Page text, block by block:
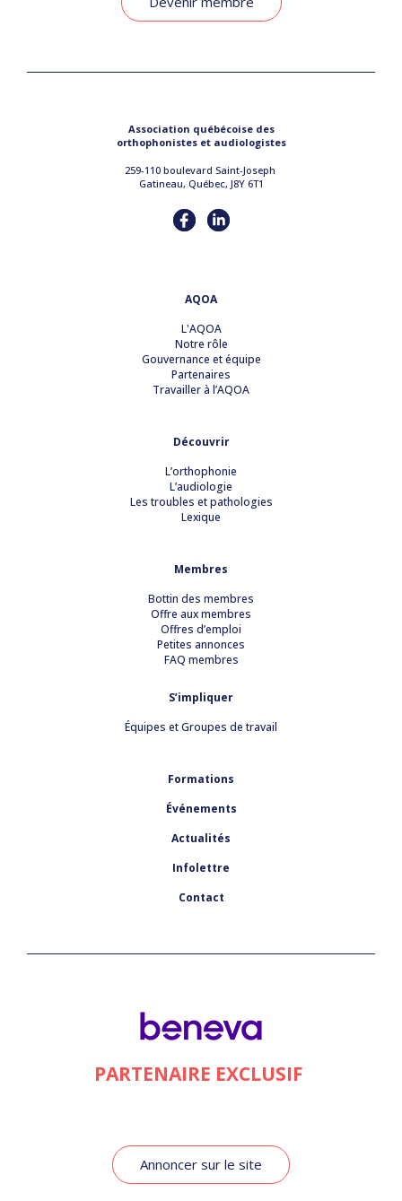
Association québécoise des
orthophonistes et audiologistes
259-110 boulevard Saint-Joseph
Gatineau, Québec, J8Y 6T1
AQOA
L'AQOA
Notre rôle
Gouvernance et équipe
Partenaires
Travailler à l’AQOA
Découvrir
L’orthophonie
L’audiologie
Les troubles et pathologies
Lexique
Membres
Bottin des membres
Offre aux membres
Offres d’emploi
Petites annonces
FAQ membres
S’impliquer
Équipes et Groupes de travail
Formations
Événements
Actualités
Infolettre
Contact
PARTENAIRE EXCLUSIF
Annoncer sur le site